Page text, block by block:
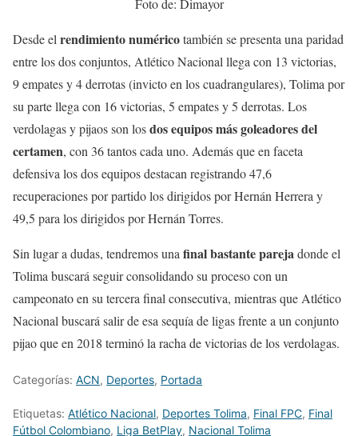
Foto de: Dimayor
Desde el rendimiento numéricotambién se presenta una paridad
entre los dos conjuntos, Atlético Nacional llega con 13 victorias,
9 empates y 4 derrotas (invicto en los cuadrangulares), Tolima por
su parte llega con 16 victorias, 5 empates y 5 derrotas. Los
verdolagas y pijaos son losdos equipos más goleadores del
certamen, con 36 tantos cada uno. Además que en faceta
defensiva los dos equipos destacan registrando 47,6
recuperaciones por partido los dirigidos por Hernán Herrera y
49,5 para los dirigidos por Hernán Torres.
Sin lugar a dudas, tendremos una final bastante parejadonde el
Tolima buscará seguir consolidando su proceso con un
campeonato en su tercera final consecutiva, mientras que Atlético
Nacional buscará salir de esa sequía de ligas frente a un conjunto
pijao que en 2018 terminó la racha de victorias de los verdolagas.
Categorías: ACN, Deportes, Portada
Etiquetas: Atlético Nacional, Deportes Tolima, Final FPC, Final
Fútbol Colombiano, Liga BetPlay, Nacional Tolima